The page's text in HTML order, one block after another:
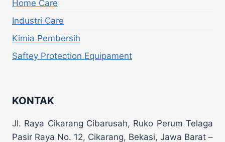
Home Care
Industri Care
Kimia Pembersih
Saftey Protection Equipament
KONTAK
Jl. Raya Cikarang Cibarusah, Ruko Perum Telaga
Pasir Raya No. 12, Cikarang, Bekasi, Jawa Barat –